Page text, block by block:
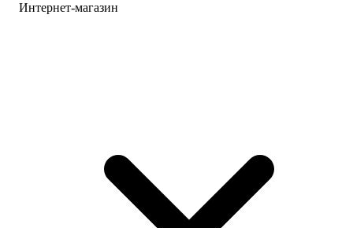
Интернет-магазин